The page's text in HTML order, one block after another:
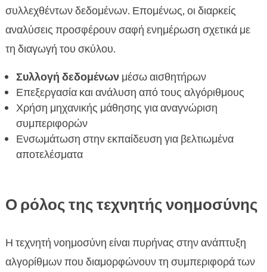
συλλεχθέντων δεδομένων. Επομένως, οι διαρκείς
αναλύσεις προσφέρουν σαφή ενημέρωση σχετικά με
τη διαγωγή του σκύλου.
Συλλογή δεδομένωνμέσω αισθητήρων
Επεξεργασία και ανάλυση από τους αλγόριθμους
Χρήση μηχανικής μάθησης για αναγνώριση
συμπεριφορών
Ενσωμάτωση στην εκπαίδευση για βελτιωμένα
αποτελέσματα
Ο ρόλος της τεχνητής νοημοσύνης
Η τεχνητή νοημοσύνη είναι πυρήνας στην ανάπτυξη
αλγορίθμων που διαμορφώνουν τη συμπεριφορά των